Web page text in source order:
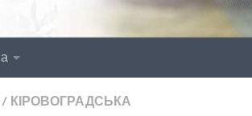
/ КІРОВОГРАДСЬКА